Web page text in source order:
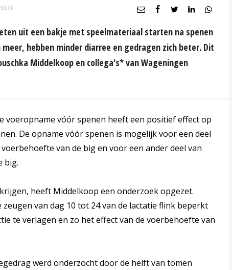
UUR
uit een bakje met speelmateriaal starten na spenen
hebben minder diarree en gedragen zich beter. Dit
Middelkoop en collega's* van Wageningen
voeropname vóór spenen heeft een positief effect op
De opname vóór spenen is mogelijk voor een deel
van de big en voor een ander deel van
big.
heeft Middelkoop een onderzoek opgezet.
van dag 10 tot 24 van de lactatie flink beperkt
te verlagen en zo het effect van de voerbehoefte van
werd onderzocht door de helft van tomen